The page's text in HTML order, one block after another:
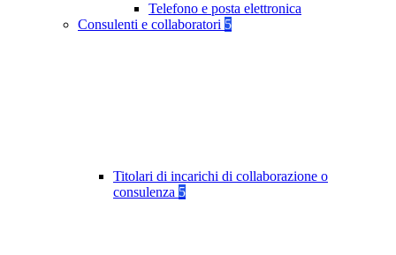
Telefono e posta elettronica
Consulenti e collaboratori 5
Titolari di incarichi di collaborazione o
consulenza 5